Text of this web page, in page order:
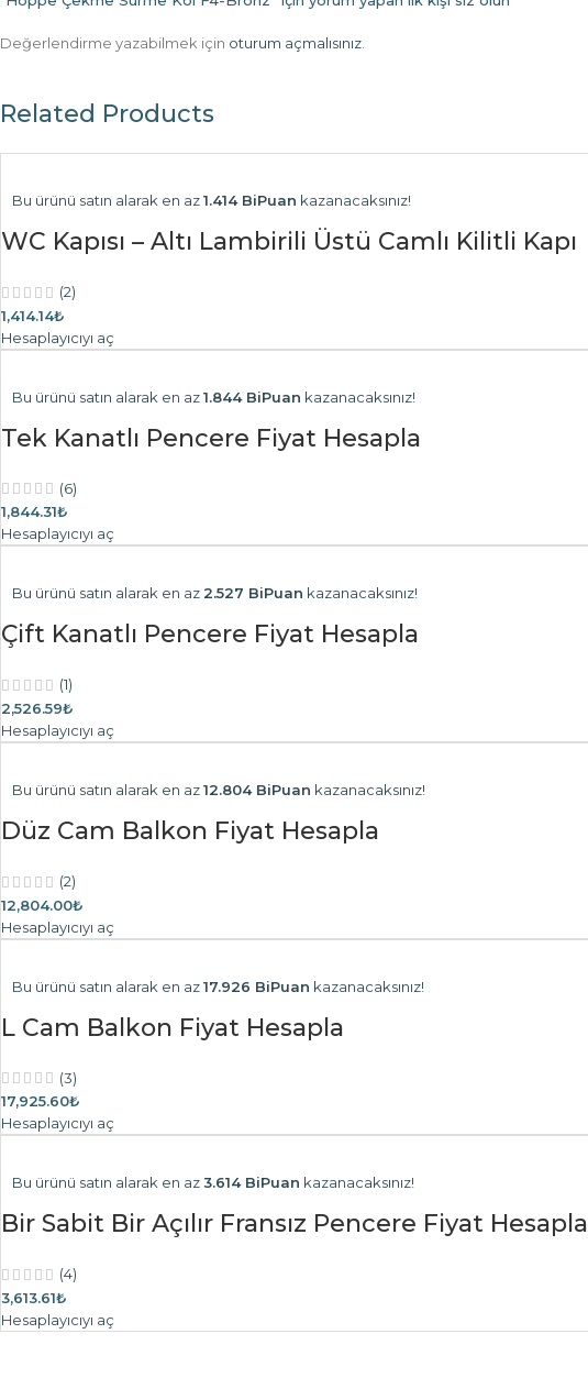
Değerlendirme yazabilmek için oturum açmalısınız
Related Products
Bu ürünü satın alarak en az1.414 BiPuan kazanacaksınız!
WC Kapısı – Altı Lambirili Üstü Camlı Kilitli Kapı
(2)
1,414.14₺
Hesaplayıcıyı aç
Bu ürünü satın alarak en az1.844 BiPuan kazanacaksınız!
Tek Kanatlı Pencere Fiyat Hesapla
(6)
1,844.31₺
Hesaplayıcıyı aç
Bu ürünü satın alarak en az 2.527 BiPuan kazanacaksınız!
Çift Kanatlı Pencere Fiyat Hesapla
(1)
2,526.59₺
Hesaplayıcıyı aç
Bu ürünü satın alarak en az12.804 BiPuan kazanacaksınız!
Düz Cam Balkon Fiyat Hesapla
(2)
12,804.00₺
Hesaplayıcıyı aç
Bu ürünü satın alarak en az17.926 BiPuan kazanacaksınız!
L Cam Balkon Fiyat Hesapla
(3)
17,925.60₺
Hesaplayıcıyı aç
Bu ürünü satın alarak en az3.614 BiPuan kazanacaksınız!
Bir Sabit Bir Açılır Fransız Pencere Fiyat Hesapla
(4)
3,613.61₺
Hesaplayıcıyı aç